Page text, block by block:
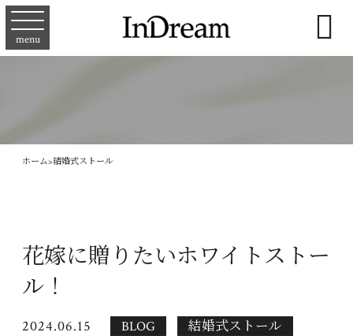
menu 
ホーム>結婚式ストール
花嫁に贈りたいホワイトストー
ル！
2024.06.15 BLOG 結婚式ストール